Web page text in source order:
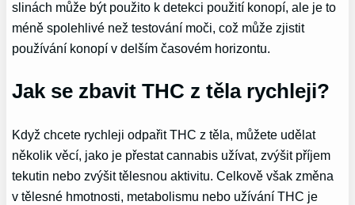
slinách může být použito k detekci použití konopí, ale je to
méně spolehlivé než testování moči, což může zjistit
používání konopí v delším časovém horizontu.
Jak se zbavit THC z těla rychleji?
Když chcete rychleji odpařit THC z těla, můžete udělat
několik věcí, jako je přestat cannabis užívat, zvýšit příjem
tekutin nebo zvýšit tělesnou aktivitu. Celkově však změna
v tělesné hmotnosti, metabolismu nebo užívání THC je